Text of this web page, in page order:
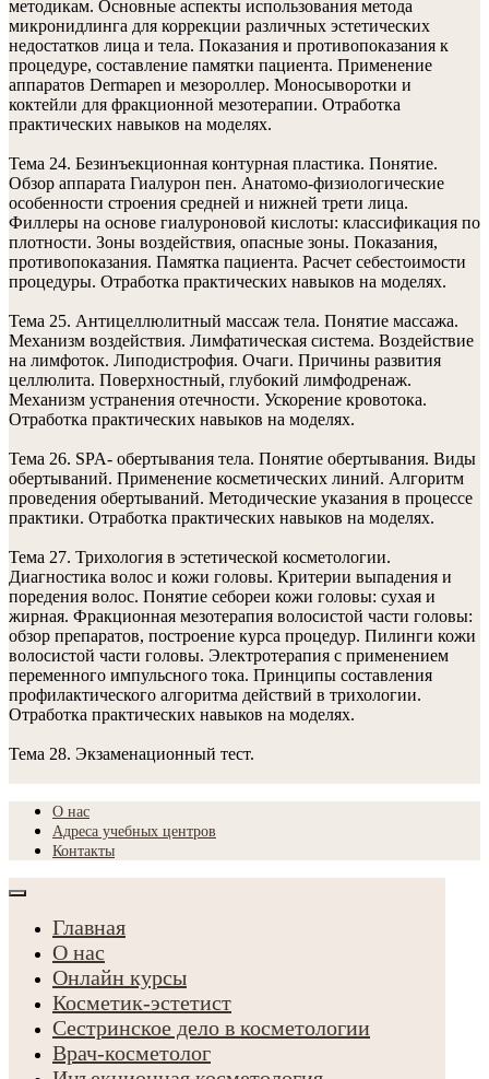
методикам. Основные аспекты использования метода
микронидлинга для коррекции различных эстетических
недостатков лица и тела. Показания и противопоказания к
процедуре, составление памятки пациента. Применение
аппаратов Dermapen и мезороллер. Моносыворотки и
коктейли для фракционной мезотерапии. Отработка
практических навыков на моделях.
Тема 24. Безинъекционная контурная пластика. Понятие.
Обзор аппарата Гиалурон пен. Анатомо-физиологические
особенности строения средней и нижней трети лица.
Филлеры на основе гиалуроновой кислоты: классификация по
плотности. Зоны воздействия, опасные зоны. Показания,
противопоказания. Памятка пациента. Расчет себестоимости
процедуры. Отработка практических навыков на моделях.
Тема 25. Антицеллюлитный массаж тела. Понятие массажа.
Механизм воздействия. Лимфатическая система. Воздействие
на лимфоток. Липодистрофия. Очаги. Причины развития
целлюлита. Поверхностный, глубокий лимфодренаж.
Механизм устранения отечности. Ускорение кровотока.
Отработка практических навыков на моделях.
Тема 26. SPA- обертывания тела. Понятие обертывания. Виды
обертываний. Применение косметических линий. Алгоритм
проведения обертываний. Методические указания в процессе
практики. Отработка практических навыков на моделях.
Тема 27. Трихология в эстетической косметологии.
Диагностика волос и кожи головы. Критерии выпадения и
поредения волос. Понятие себореи кожи головы: сухая и
жирная. Фракционная мезотерапия волосистой части головы:
обзор препаратов, построение курса процедур. Пилинги кожи
волосистой части головы. Электротерапия с применением
переменного импульсного тока. Принципы составления
профилактического алгоритма действий в трихологии.
Отработка практических навыков на моделях.
Тема 28. Экзаменационный тест.
О нас
Адреса учебных центров
Контакты
Главная
О нас
Онлайн курсы
Косметик-эстетист
Сестринское дело в косметологии
Врач-косметолог